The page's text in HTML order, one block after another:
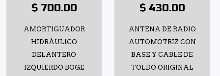
$ 700.00
AMORTIGUADOR
HIDRÁULICO
DELANTERO
IZQUIERDO BOGE
$ 430.00
ANTENA DE RADIO
AUTOMOTRIZ CON
BASE Y CABLE DE
TOLDO ORIGINAL